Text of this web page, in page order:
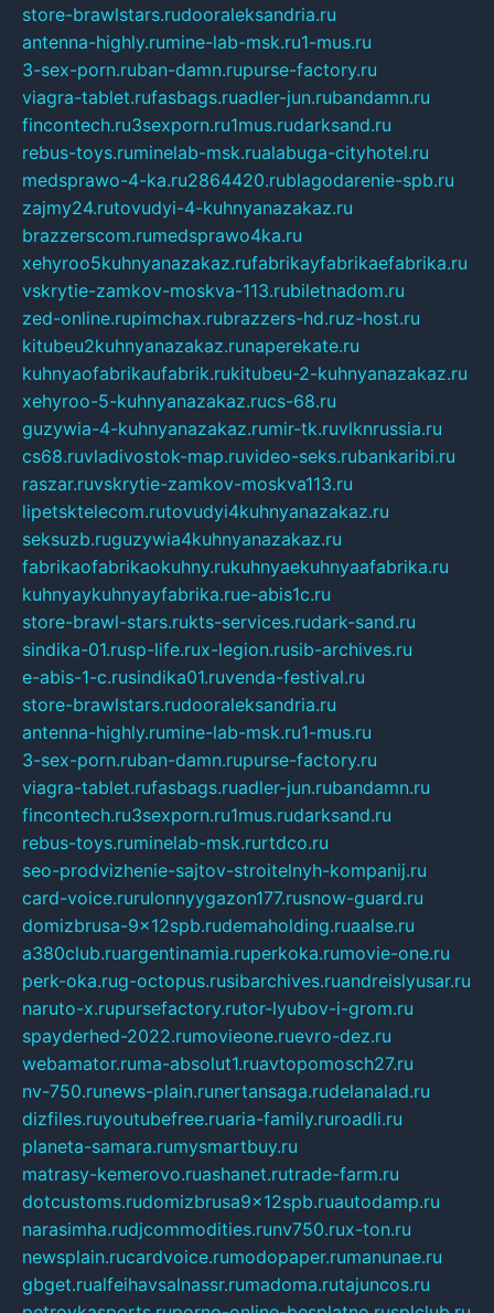
store-brawlstars.rudooraleksandria.ru
antenna-highly.rumine-lab-msk.ru1-mus.ru
3-sex-porn.ruban-damn.rupurse-factory.ru
viagra-tablet.rufasbags.ruadler-jun.rubandamn.ru
fincontech.ru3sexporn.ru1mus.rudarksand.ru
rebus-toys.ruminelab-msk.rualabuga-cityhotel.ru
medsprawo-4-ka.ru2864420.rublagodarenie-spb.ru
zajmy24.rutovudyi-4-kuhnyanazakaz.ru
brazzerscom.rumedsprawo4ka.ru
xehyroo5kuhnyanazakaz.rufabrikayfabrikaefabrika.ru
vskrytie-zamkov-moskva-113.rubiletnadom.ru
zed-online.rupimchax.rubrazzers-hd.ruz-host.ru
kitubeu2kuhnyanazakaz.runaperekate.ru
kuhnyaofabrikaufabrik.rukitubeu-2-kuhnyanazakaz.ru
xehyroo-5-kuhnyanazakaz.rucs-68.ru
guzywia-4-kuhnyanazakaz.rumir-tk.ruvlknrussia.ru
cs68.ruvladivostok-map.ruvideo-seks.rubankaribi.ru
raszar.ruvskrytie-zamkov-moskva113.ru
lipetsktelecom.rutovudyi4kuhnyanazakaz.ru
seksuzb.ruguzywia4kuhnyanazakaz.ru
fabrikaofabrikaokuhny.rukuhnyaekuhnyaafabrika.ru
kuhnyaykuhnyayfabrika.rue-abis1c.ru
store-brawl-stars.rukts-services.rudark-sand.ru
sindika-01.rusp-life.rux-legion.rusib-archives.ru
e-abis-1-c.rusindika01.ruvenda-festival.ru
store-brawlstars.rudooraleksandria.ru
antenna-highly.rumine-lab-msk.ru1-mus.ru
3-sex-porn.ruban-damn.rupurse-factory.ru
viagra-tablet.rufasbags.ruadler-jun.rubandamn.ru
fincontech.ru3sexporn.ru1mus.rudarksand.ru
rebus-toys.ruminelab-msk.rurtdco.ru
seo-prodvizhenie-sajtov-stroitelnyh-kompanij.ru
card-voice.rurulonnyygazon177.rusnow-guard.ru
domizbrusa-9x12spb.rudemaholding.ruaalse.ru
a380club.ruargentinamia.ruperkoka.rumovie-one.ru
perk-oka.rug-octopus.rusibarchives.ruandreislyusar.ru
naruto-x.rupursefactory.rutor-lyubov-i-grom.ru
spayderhed-2022.rumovieone.ruevro-dez.ru
webamator.ruma-absolut1.ruavtopomosch27.ru
nv-750.runews-plain.runertansaga.rudelanalad.ru
dizfiles.ruyoutubefree.ruaria-family.ruroadli.ru
planeta-samara.rumysmartbuy.ru
matrasy-kemerovo.ruashanet.rutrade-farm.ru
dotcustoms.rudomizbrusa9x12spb.ruautodamp.ru
narasimha.rudjcommodities.runv750.rux-ton.ru
newsplain.rucardvoice.rumodopaper.rumanunae.ru
gbget.rualfeihavsalnassr.rumadoma.rutajuncos.ru